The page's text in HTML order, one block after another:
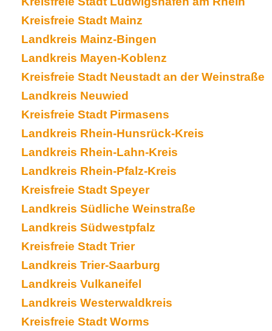
Kreisfreie Stadt Mainz
Landkreis Mainz-Bingen
Landkreis Mayen-Koblenz
Kreisfreie Stadt Neustadt an der Weinstraße
Landkreis Neuwied
Kreisfreie Stadt Pirmasens
Landkreis Rhein-Hunsrück-Kreis
Landkreis Rhein-Lahn-Kreis
Landkreis Rhein-Pfalz-Kreis
Kreisfreie Stadt Speyer
Landkreis Südliche Weinstraße
Landkreis Südwestpfalz
Kreisfreie Stadt Trier
Landkreis Trier-Saarburg
Landkreis Vulkaneifel
Landkreis Westerwaldkreis
Kreisfreie Stadt Worms